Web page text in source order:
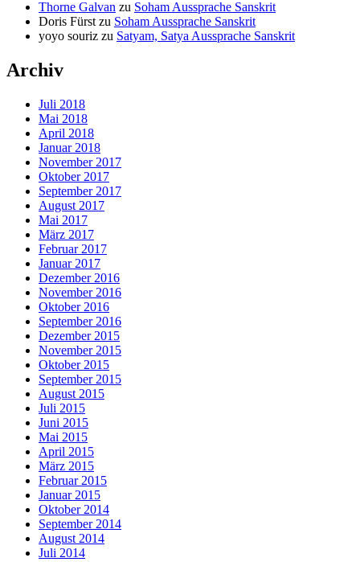
Thorne Galvan zu Soham Aussprache Sanskrit
Doris Fürst zu Soham Aussprache Sanskrit
yoyo souriz zu Satyam, Satya Aussprache Sanskrit
Archiv
Juli 2018
Mai 2018
April 2018
Januar 2018
November 2017
Oktober 2017
September 2017
August 2017
Mai 2017
März 2017
Februar 2017
Januar 2017
Dezember 2016
November 2016
Oktober 2016
September 2016
Dezember 2015
November 2015
Oktober 2015
September 2015
August 2015
Juli 2015
Juni 2015
Mai 2015
April 2015
März 2015
Februar 2015
Januar 2015
Oktober 2014
September 2014
August 2014
Juli 2014